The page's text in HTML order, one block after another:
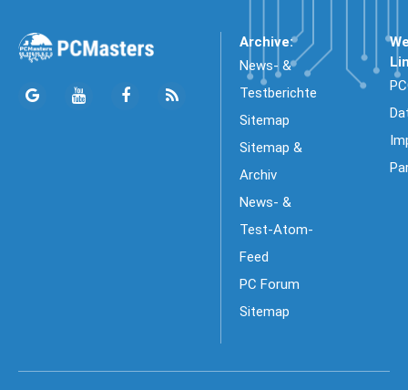
Archive:
News- &
Testberichte
Sitemap
Sitemap &
Archiv
News- &
Test-Atom-
Feed
PC Forum
Sitemap